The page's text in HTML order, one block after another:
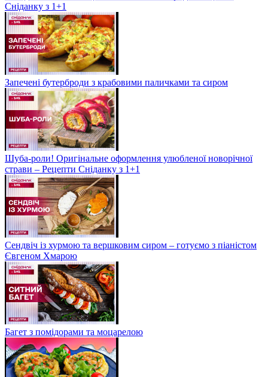
Сніданку з 1+1
Запечені бутерброди з крабовими паличками та сиром
Шуба-роли! Оригінальне оформлення улюбленої новорічної
страви – Рецепти Сніданку з 1+1
Сендвіч із хурмою та вершковим сиром – готуємо з піаністом
Євгеном Хмарою
Багет з помідорами та моцарелою